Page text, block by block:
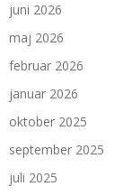
juni 2026
maj 2026
februar 2026
januar 2026
oktober 2025
september 2025
juli 2025